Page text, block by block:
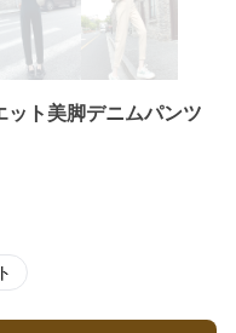
ット美脚デニムパンツ